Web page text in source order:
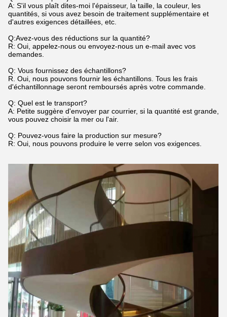
A: S'il vous plaît dites-moi l'épaisseur, la taille, la couleur, les
quantités, si vous avez besoin de traitement supplémentaire et
d'autres exigences détaillées, etc.
Q:Avez-vous des réductions sur la quantité?
R: Oui, appelez-nous ou envoyez-nous un e-mail avec vos
demandes.
Q: Vous fournissez des échantillons?
R. Oui, nous pouvons fournir les échantillons. Tous les frais
d'échantillonnage seront remboursés après votre commande.
Q: Quel est le transport?
A: Petite suggère d'envoyer par courrier, si la quantité est grande,
vous pouvez choisir la mer ou l'air.
Q: Pouvez-vous faire la production sur mesure?
R: Oui, nous pouvons produire le verre selon vos exigences.